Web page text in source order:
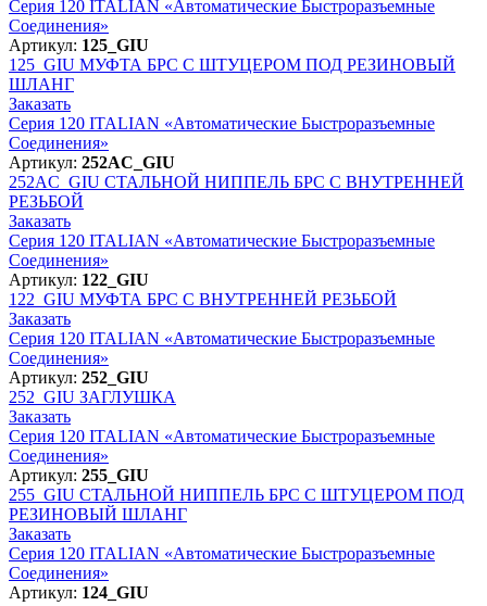
Серия 120 ITALIAN «Автоматические Быстроразъемные
Соединения»
Артикул: 125_GIU
125_GIU МУФТА БРС С ШТУЦЕРОМ ПОД РЕЗИНОВЫЙ
ШЛАНГ
Заказать
Серия 120 ITALIAN «Автоматические Быстроразъемные
Соединения»
Артикул: 252AC_GIU
252AC_GIU СТАЛЬНОЙ НИППЕЛЬ БРС С ВНУТРЕННЕЙ
РЕЗЬБОЙ
Заказать
Серия 120 ITALIAN «Автоматические Быстроразъемные
Соединения»
Артикул: 122_GIU
122_GIU МУФТА БРС С ВНУТРЕННЕЙ РЕЗЬБОЙ
Заказать
Серия 120 ITALIAN «Автоматические Быстроразъемные
Соединения»
Артикул: 252_GIU
252_GIU ЗАГЛУШКА
Заказать
Серия 120 ITALIAN «Автоматические Быстроразъемные
Соединения»
Артикул: 255_GIU
255_GIU СТАЛЬНОЙ НИППЕЛЬ БРС С ШТУЦЕРОМ ПОД
РЕЗИНОВЫЙ ШЛАНГ
Заказать
Серия 120 ITALIAN «Автоматические Быстроразъемные
Соединения»
Артикул: 124_GIU